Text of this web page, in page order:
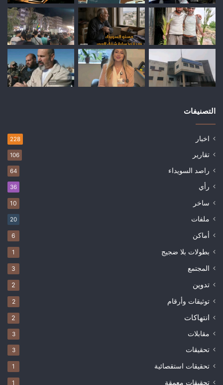
التصنيفات
اخبار 228
تقارير 106
راصد السويداء 64
رأي 36
ساخر 10
ملفات 20
أماكن 6
بطولات بلا ضجيج 1
المجتمع 3
تدوين 2
توثيقات وأرقام 2
انتهاكات 2
مقابلات 3
تحقيقات 3
تحقيقات استقصائية 1
تحقيقات معمقة 1